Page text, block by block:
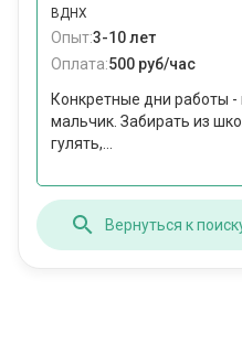
ВДНХ
Опыт:3-10 лет
Оплата:500 руб/час
Конкретные дни работы -
мальчик. Забирать из
гулять,...
Вернуться к